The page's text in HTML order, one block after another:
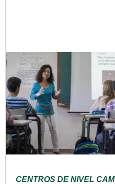
CENTROS DE NIVEL CAM